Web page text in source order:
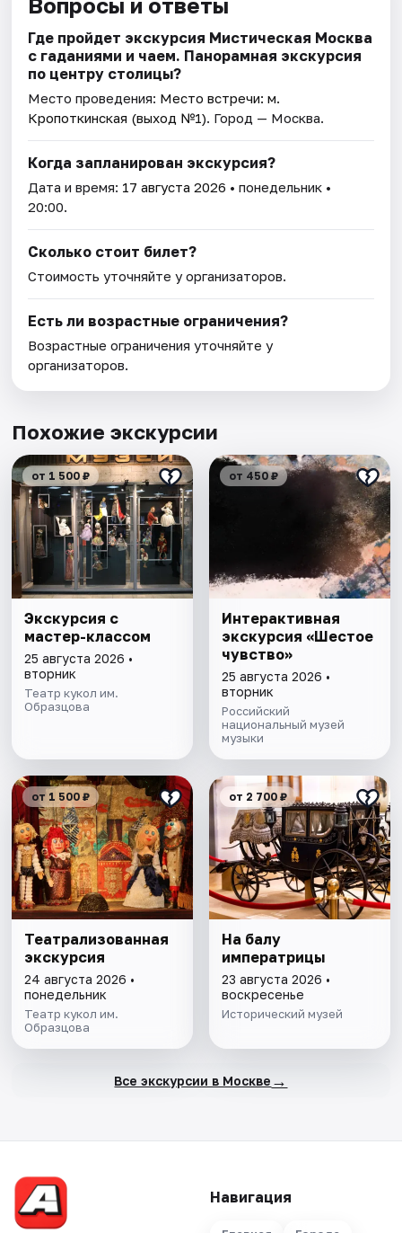
Вопросы и ответы
Где пройдет экскурсия Мистическая Москва
с гаданиями и чаем. Панорамная экскурсия
по центру столицы?
Место проведения: Место встречи: м.
Кропоткинская (выход №1). Город — Москва.
Когда запланирован экскурсия?
Дата и время: 17 августа 2026 • понедельник •
20:00.
Сколько стоит билет?
Стоимость уточняйте у организаторов.
Есть ли возрастные ограничения?
Возрастные ограничения уточняйте у
организаторов.
Похожие экскурсии
от 1 500 ₽
Экскурсия с
мастер-классом
25 августа 2026 •
вторник
Театр кукол им.
Образцова
от 450 ₽
Интерактивная
экскурсия «Шестое
чувство»
25 августа 2026 •
вторник
Российский
национальный музей
музыки
от 1 500 ₽
Театрализованная
экскурсия
24 августа 2026 •
понедельник
Театр кукол им.
Образцова
от 2 700 ₽
На балу
императрицы
23 августа 2026 •
воскресенье
Исторический музей
Все экскурсии в Москве →
Навигация